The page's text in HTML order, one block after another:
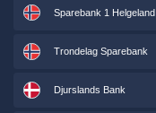
Sparebank 1 Helgeland
Trondelag Sparebank
Djurslands Bank